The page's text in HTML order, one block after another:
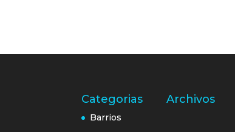
Categorias
Barrios
Archivos